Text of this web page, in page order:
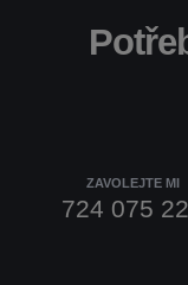
ZAVOLEJTE MI
724 075